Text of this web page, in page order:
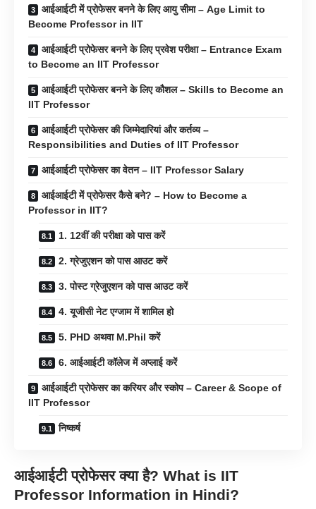
आईआईटी में प्रोफेसर बनने के लिए आयु सीमा – Age Limit to
Become Professor in IIT
आईआईटी प्रोफेसर बनने के लिए प्रवेश परीक्षा – Entrance Exam
to Become an IIT Professor
आईआईटी प्रोफेसर बनने के लिए कौशल – Skills to Become an
IIT Professor
आईआईटी प्रोफेसर की जिम्मेदारियां और कर्तव्य –
Responsibilities and Duties of IIT Professor
आईआईटी प्रोफेसर का वेतन – IIT Professor Salary
आईआईटी में प्रोफेसर कैसे बने? – How to Become a
Professor in IIT?
1. 12वीं की परीक्षा को पास करें
2. ग्रेजुएशन को पास आउट करें
3. पोस्ट ग्रेजुएशन को पास आउट करें
4. यूजीसी नेट एग्जाम में शामिल हो
5. PHD अथवा M.Phil करें
6. आईआईटी कॉलेज में अप्लाई करें
आईआईटी प्रोफेसर का करियर और स्कोप – Career & Scope of
IIT Professor
निष्कर्ष
आईआईटी प्रोफेसर क्या है? What is IIT
Professor Information in Hindi?